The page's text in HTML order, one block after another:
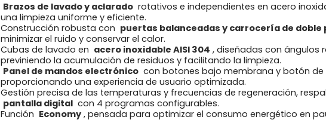
Brazos de lavado y aclarado rotativos e independientes en acero
una limpieza uniforme y eficiente.
Construcción robusta con puertas balanceadas y carrocería de doble
minimizar el ruido y conservar el calor.
Cubas de lavado en acero inoxidable AISI 304 , diseñadas con ángulos
previniendo la acumulación de residuos y facilitando la limpieza.
Panel de mandos electrónico con botones bajo membrana y botón de
proporcionando una experiencia de usuario optimizada.
Gestión precisa de las temperaturas y frecuencias de regeneración,
pantalla digital con 4 programas configurables.
Función Economy , pensada para optimizar el consumo energético en